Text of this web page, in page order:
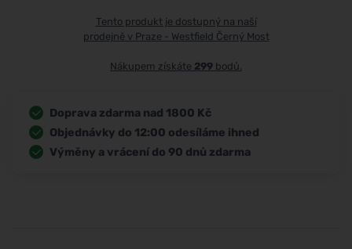
Tento produkt je dostupný na naší
prodejně v Praze - Westfield Černý Most
Nákupem získáte 299 bodů.
Doprava zdarma nad 1800 Kč
Objednávky do 12:00 odesíláme ihned
Výměny a vrácení do 90 dnů zdarma